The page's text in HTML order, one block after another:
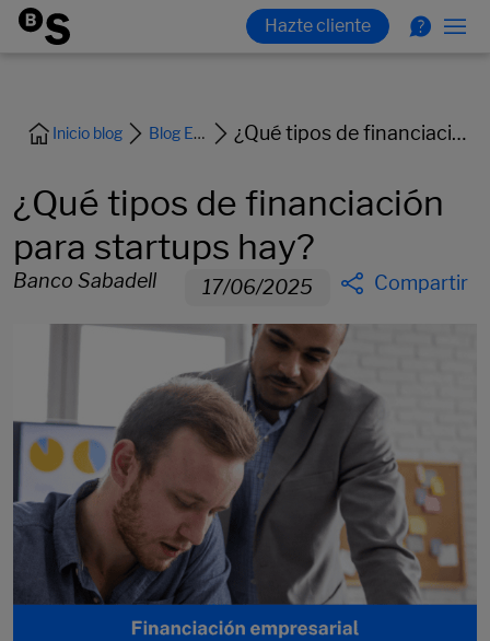
Inicio blog Blog Empresas ¿Qué tipos de financiación para startups hay?
¿Qué tipos de financiación
para startups hay?
Banco Sabadell 17/06/2025 Compartir